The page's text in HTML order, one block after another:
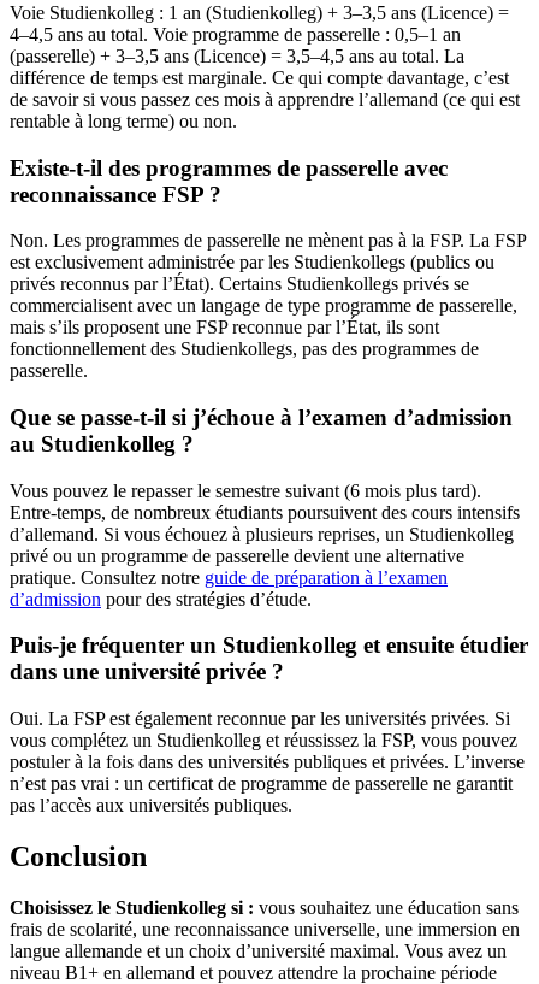
Voie Studienkolleg : 1 an (Studienkolleg) + 3–3,5 ans (Licence) =
4–4,5 ans au total. Voie programme de passerelle : 0,5–1 an
(passerelle) + 3–3,5 ans (Licence) = 3,5–4,5 ans au total. La
différence de temps est marginale. Ce qui compte davantage, c’est
de savoir si vous passez ces mois à apprendre l’allemand (ce qui est
rentable à long terme) ou non.
Existe-t-il des programmes de passerelle avec
reconnaissance FSP ?
Non. Les programmes de passerelle ne mènent pas à la FSP. La FSP
est exclusivement administrée par les Studienkollegs (publics ou
privés reconnus par l’État). Certains Studienkollegs privés se
commercialisent avec un langage de type programme de passerelle,
mais s’ils proposent une FSP reconnue par l’État, ils sont
fonctionnellement des Studienkollegs, pas des programmes de
passerelle.
Que se passe-t-il si j’échoue à l’examen d’admission
au Studienkolleg ?
Vous pouvez le repasser le semestre suivant (6 mois plus tard).
Entre-temps, de nombreux étudiants poursuivent des cours intensifs
d’allemand. Si vous échouez à plusieurs reprises, un Studienkolleg
privé ou un programme de passerelle devient une alternative
pratique. Consultez notre guide de préparation à l’examen
d’admission pour des stratégies d’étude.
Puis-je fréquenter un Studienkolleg et ensuite étudier
dans une université privée ?
Oui. La FSP est également reconnue par les universités privées. Si
vous complétez un Studienkolleg et réussissez la FSP, vous pouvez
postuler à la fois dans des universités publiques et privées. L’inverse
n’est pas vrai : un certificat de programme de passerelle ne garantit
pas l’accès aux universités publiques.
Conclusion
Choisissez le Studienkolleg si : vous souhaitez une éducation sans
frais de scolarité, une reconnaissance universelle, une immersion en
langue allemande et un choix d’université maximal. Vous avez un
niveau B1+ en allemand et pouvez attendre la prochaine période